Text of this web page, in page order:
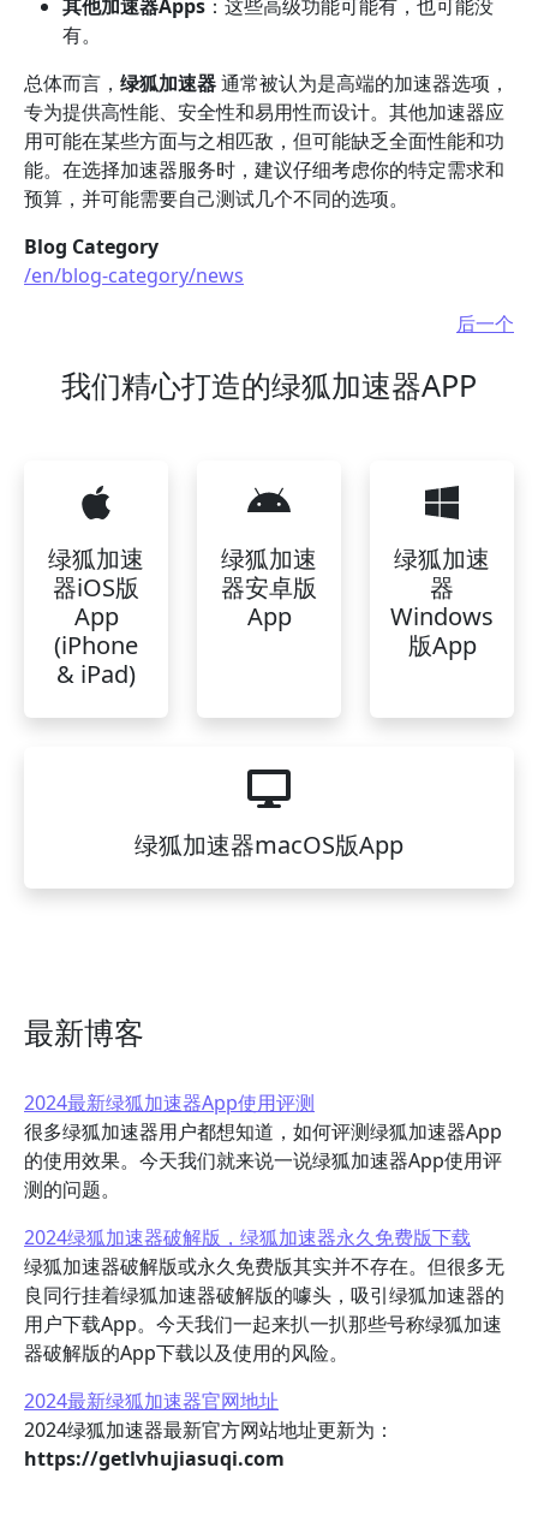
其他加速器Apps ：这些高级功能可能有，也可能没
有。
总体而言， 绿狐加速器通常被认为是高端的加速器选项，
专为提供高性能、安全性和易用性而设计。其他加速器应
用可能在某些方面与之相匹敌，但可能缺乏全面性能和功
能。在选择加速器服务时，建议仔细考虑你的特定需求和
预算，并可能需要自己测试几个不同的选项。
Blog Category
/en/blog-category/news
后一个
我们精心打造的绿狐加速器APP
绿狐加速
器iOS版
App
(iPhone
& iPad)
绿狐加速
器安卓版
App
绿狐加速
器
Windows
版App
绿狐加速器macOS版App
最新博客
2024最新绿狐加速器App使用评测
很多绿狐加速器用户都想知道，如何评测绿狐加速器App
的使用效果。今天我们就来说一说绿狐加速器App使用评
测的问题。
2024绿狐加速器破解版，绿狐加速器永久免费版下载
绿狐加速器破解版或永久免费版其实并不存在。但很多无
良同行挂着绿狐加速器破解版的噱头，吸引绿狐加速器的
用户下载App。今天我们一起来扒一扒那些号称绿狐加速
器破解版的App下载以及使用的风险。
2024最新绿狐加速器官网地址
2024绿狐加速器最新官方网站地址更新为：
https://getlvhujiasuqi.com